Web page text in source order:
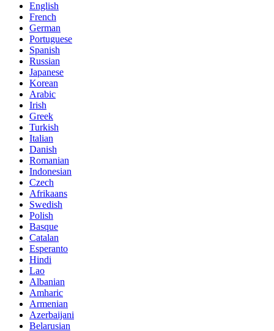
English
French
German
Portuguese
Spanish
Russian
Japanese
Korean
Arabic
Irish
Greek
Turkish
Italian
Danish
Romanian
Indonesian
Czech
Afrikaans
Swedish
Polish
Basque
Catalan
Esperanto
Hindi
Lao
Albanian
Amharic
Armenian
Azerbaijani
Belarusian